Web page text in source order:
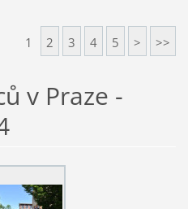
1 2 3 4 5 > >>
v Praze -